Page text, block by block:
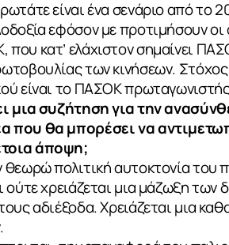
είναι ένα σενάριο από το
εφόσον με προτιμήσουν
κατ’ ελάχιστον σημαίνει
των κινήσεων.
είναι το ΠΑΣΟΚ
μια συζήτηση για την
που θα μπορέσει να
άποψη;
πολιτική αυτοκτονία του
ούτε χρειάζεται μια μάζωξη
αδιέξοδα. Χρειάζεται μια